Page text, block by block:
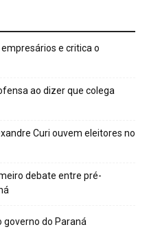
e critica o
ao dizer que colega
Curi ouvem eleitores no
debate entre pré-
governo do Paraná